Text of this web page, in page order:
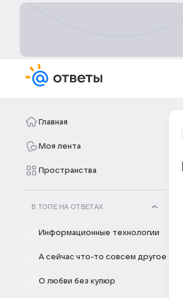
Главная
Моя лента
Пространства
В ТОПЕ НА ОТВЕТАХ
Информационные технологии
А сейчас что-то совсем другое
О любви без купюр